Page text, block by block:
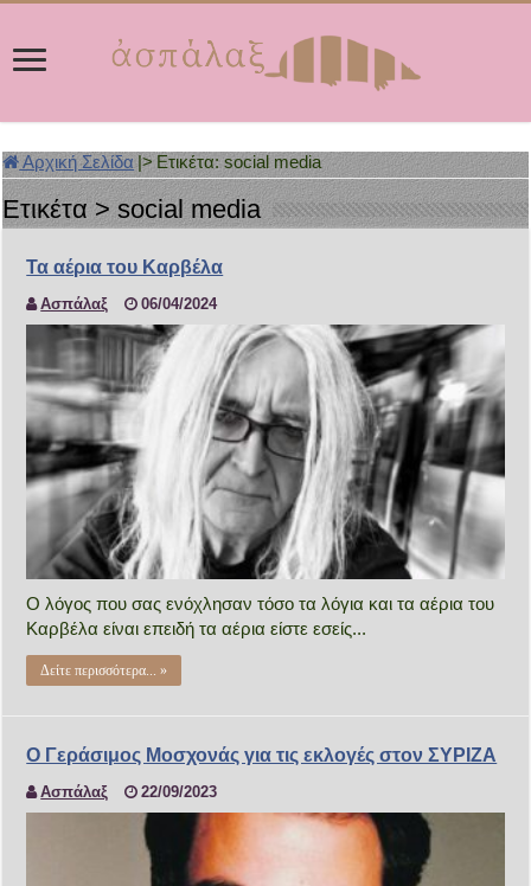
Αρχική Σελίδα |> Ετικέτα:social media
Ετικέτα >social media
Τα αέρια του Καρβέλα
Ασπάλαξ 06/04/2024
Ο λόγος που σας ενόχλησαν τόσο τα λόγια και τα αέρια του
Καρβέλα είναι επειδή τα αέρια είστε εσείς...
Δείτε περισσότερα... »
Ο Γεράσιμος Μοσχονάς για τις εκλογές στον ΣΥΡΙΖΑ
Ασπάλαξ 22/09/2023